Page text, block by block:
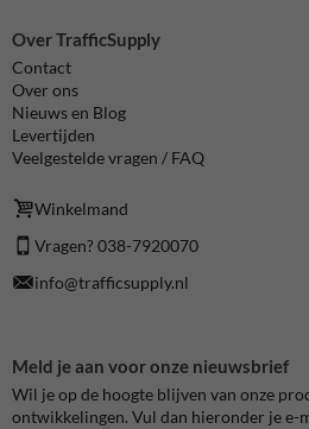
Over TrafficSupply
Contact
Over ons
Nieuws en Blog
Levertijden
Veelgestelde vragen / FAQ
Winkelmand
Vragen? 038-7920070
info@trafficsupply.nl
Meld je aan voor onze nieuwsbrief
Wil je op de hoogte blijven van onze
ontwikkelingen. Vul dan hieronder je e-